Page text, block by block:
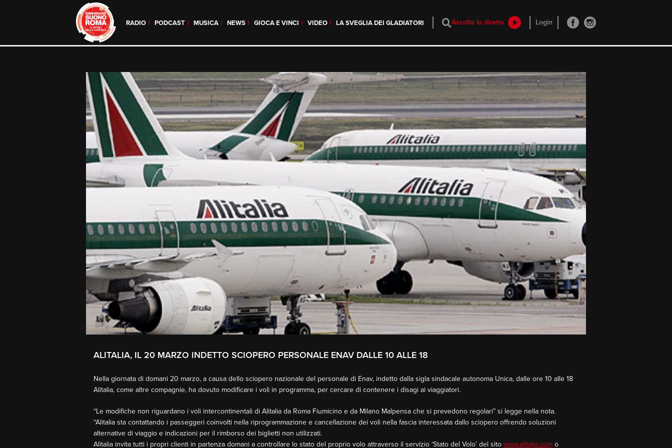
RADIO PODCAST MUSICA NEWS GIOCA E VINCI VIDEO LA SVEGLIA DEI GLADIATORI Ascolta la diretta Login
ALITALIA, IL 20 MARZO INDETTO SCIOPERO PERSONALE ENAV DALLE 10 ALLE 18
Nella giornata di domani 20 marzo, a causa dello sciopero nazionale del personale di Enav, indetto dalla sigla sindacale autonoma Unica, dalle ore 10 alle 18
Alitalia, come altre compagnie, ha dovuto modificare i voli in programma, per cercare di contenere i disagi ai viaggiatori.
“Le modifiche non riguardano i voli intercontinentali di Alitalia da Roma Fiumicino e da Milano Malpensa che si prevedono regolari” si legge nella nota.
“Alitalia sta contattando i passeggeri coinvolti nella riprogrammazione e cancellazione dei voli nella fascia interessata dallo sciopero offrendo soluzioni
alternative di viaggio e indicazioni per il rimborso dei biglietti non utilizzati.
Alitalia invita tutti i propri clienti in partenza domani a controllare lo stato del proprio volo attraverso il servizio ‘Stato del Volo’ del sito www.alitalia.com o